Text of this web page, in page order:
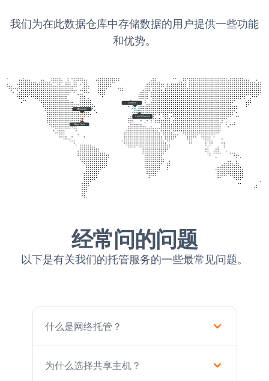
我们为在此数据仓库中存储数据的用户提供一些功能
和优势。
经常问的问题
以下是有关我们的托管服务的一些最常见问题。
什么是网络托管？
为什么选择共享主机？